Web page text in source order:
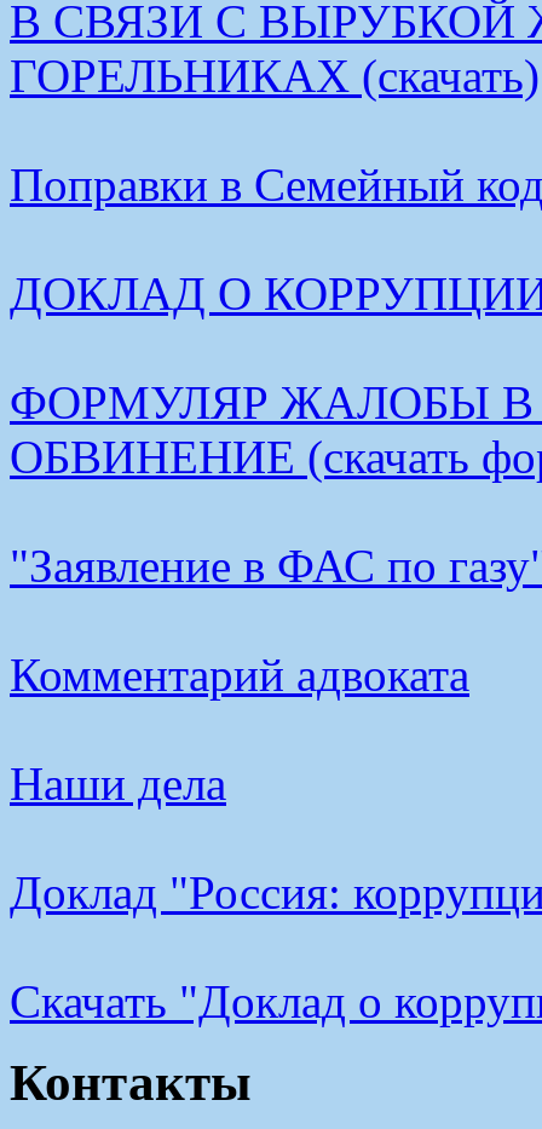
В СВЯЗИ С
ГОРЕЛЬНИКАХ (скачать)
Поправки в Семейный
ДОКЛАД О КОРРУПЦИИ
ФОРМУЛЯР ЖАЛОБЫ
ОБВИНЕНИЕ (скачать
"Заявление в ФАС по
Комментарий адвоката
Наши дела
Доклад "Россия:
Cкачать "Доклад о
Контакты